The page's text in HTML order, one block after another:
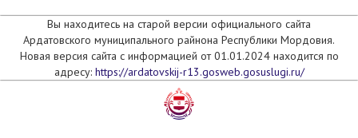
Вы находитесь на старой версии официального сайта
Ардатовского муниципального райнона Республики Мордовия.
Новая версия сайта с информацией от 01.01.2024 находится по
адресу: https://ardatovskij-r13.gosweb.gosuslugi.ru/